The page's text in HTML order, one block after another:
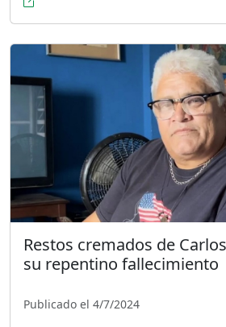
Restos cremados de
su repentino fallecimiento
Publicado el 4/7/2024